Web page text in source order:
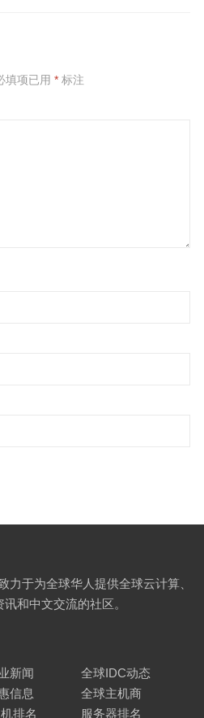
填项已用 *标注
力于为全球华人提供全球云计算、
和中文交流的社区。
新闻
全球IDC动态
信息
全球主机商
排名 服务器排名